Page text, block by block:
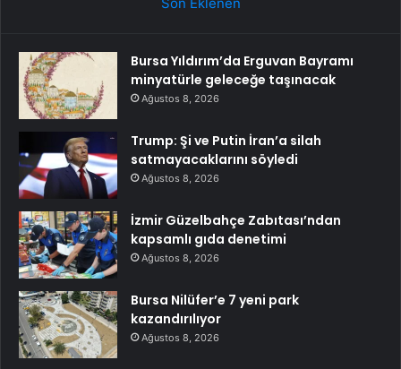
Bursa Yıldırım’da Erguvan Bayramı
minyatürle geleceğe taşınacak
Ağustos 8, 2026
Trump: Şi ve Putin İran’a silah
satmayacaklarını söyledi
Ağustos 8, 2026
İzmir Güzelbahçe Zabıtası’ndan
kapsamlı gıda denetimi
Ağustos 8, 2026
Bursa Nilüfer’e 7 yeni park
kazandırılıyor
Ağustos 8, 2026